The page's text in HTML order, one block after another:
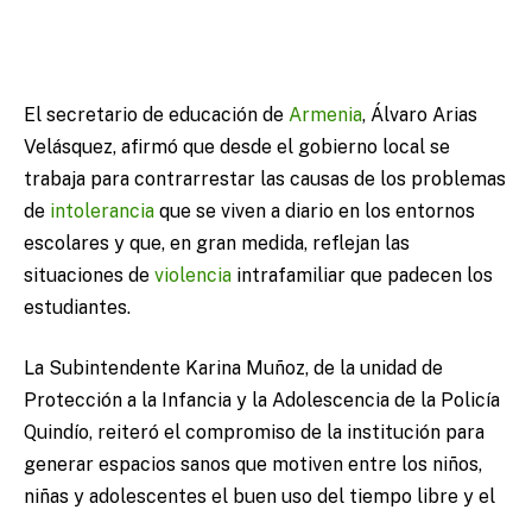
El secretario de educación de Armenia, Álvaro Arias
Velásquez, afirmó que desde el gobierno local se
trabaja para contrarrestar las causas de los problemas
de intolerancia que se viven a diario en los entornos
escolares y que, en gran medida, reflejan las
situaciones de violencia intrafamiliar que padecen los
estudiantes.
La Subintendente Karina Muñoz, de la unidad de
Protección a la Infancia y la Adolescencia de la Policía
Quindío, reiteró el compromiso de la institución para
generar espacios sanos que motiven entre los niños,
niñas y adolescentes el buen uso del tiempo libre y el